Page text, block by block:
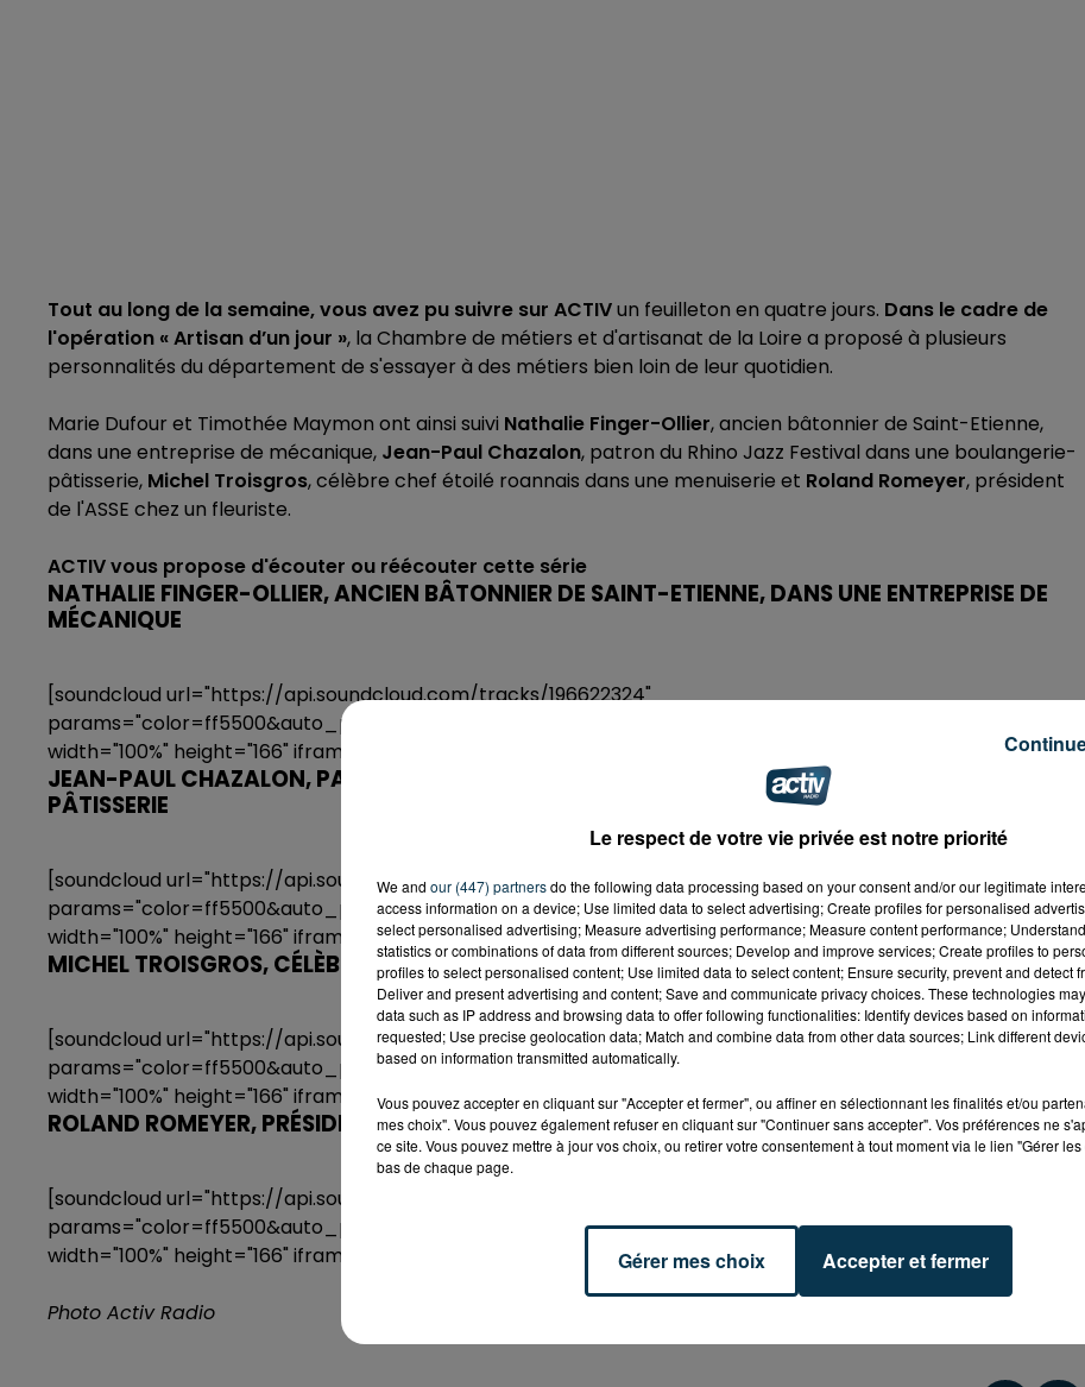
Tout au long de la semaine, vous avez pu suivre sur ACTIVun feuilleton en quatre jours. Dans le cadre de
l'opération « Artisan d’un jour », la Chambre de métiers et d'artisanat de la Loire a proposé à plusieurs
personnalités du département de s'essayer à des métiers bien loin de leur quotidien.
Marie Dufour et Timothée Maymon ont ainsi suivi Nathalie Finger-Ollier, ancien bâtonnier de Saint-Etienne,
dans une entreprise de mécanique, Jean-Paul Chazalon, patron du Rhino Jazz Festival dans une boulangerie-
pâtisserie, Michel Troisgros, célèbre chef étoilé roannais dans une menuiserie et Roland Romeyer, président
de l'ASSE chez un fleuriste.
ACTIV vous propose d'écouter ou réécouter cette série
NATHALIE FINGER-OLLIER, ANCIEN BÂTONNIER DE SAINT-ETIENNE, DANS UNE ENTREPRISE DE
MÉCANIQUE
[soundcloud url="https://api.soundcloud.com/tracks/196622324"
width="100%" height="166" iframe="true" /]
JEAN-PAUL CHAZALON, PATRON DU RHINO JAZZ FESTIVAL DANS UNE BOULANGERIE-
PÂTISSERIE
[soundcloud url="https://api.soundcloud.com/tracks/196622484"
width="100%" height="166" iframe="true" /]
MICHEL TROISGROS, CÉLÈBRE CHEF ÉTOILÉ ROANNAIS DANS UNE MENUISERIE
[soundcloud url="https://api.soundcloud.com/tracks/196622640"
width="100%" height="166" iframe="true" /]
ROLAND ROMEYER, PRÉSIDENT DE L'ASSE CHEZ UN FLEURISTE
[soundcloud url="https://api.soundcloud.com/tracks/196622341"
width="100%" height="166" iframe="true" /]
Photo Activ Radio
Le respect de votre vie privée est notre priorité
We and our (447) partnersdo the following data processing based on your consent and/or our legitimate
access information on a device; Use limited data to select advertising; Create profiles for personalised
select personalised advertising; Measure advertising performance; Measure content performance;
statistics or combinations of data from different sources; Develop and improve services; Create profiles to
profiles to select personalised content; Use limited data to select content; Ensure security, prevent and detect
Deliver and present advertising and content; Save and communicate privacy choices. These technologies
data such as IP address and browsing data to offer following functionalities: Identify devices based on
requested; Use precise geolocation data; Match and combine data from other data sources; Link different
based on information transmitted automatically.
Vous pouvez accepter en cliquant sur "Accepter et fermer", ou affiner en sélectionnant les finalités et/ou
mes choix". Vous pouvez également refuser en cliquant sur "Continuer sans accepter". Vos préférences ne
ce site. Vous pouvez mettre à jour vos choix, ou retirer votre consentement à tout moment via le lien "Gérer
bas de chaque page.
Gérer mes choix Accepter et fermer